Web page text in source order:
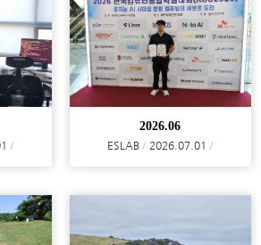
2026.06
ESLAB 2026.07.01